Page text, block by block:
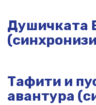
Душичката
Тафити и
авантура